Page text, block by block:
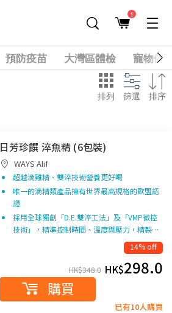
1
預防疫苗 大灣區體檢
寵物健
排列 篩選 排序
日芳珍饌 淬魚精 (6包裝)
WAYS Alif
超越滴雞精、雙淬技術營養更好喝
唯一的滴精類產品擁有世界最高規格的歐盟認
證
採用全球獨創「D.E.雙淬工法」及「VMP微控
技術」，精準控制時間、溫度與壓力，精製…
14% off
HK$348.0 HK$298.0
購買
已有10人購買